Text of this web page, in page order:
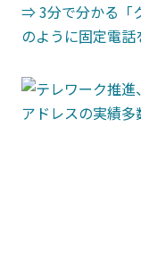
⇒ 3分で分かる「
のように固定電